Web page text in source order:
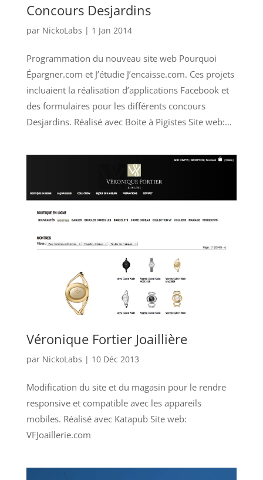
Concours Desjardins
par NickoLabs | 1 Jan 2014
Programmation du nouveau site web Pourquoi
Épargner.com et J’étudie J’encaisse.com. Ces projets
incluaient la réalisation d’applications Facebook et
des formulaires pour les différents concours
Desjardins. Réalisé avec Boite à Pigistes Site web:...
Véronique Fortier Joaillière
par NickoLabs | 10 Déc 2013
Modification du site et du magasin pour le rendre
responsive et compatible avec les appareils
mobiles. Réalisé avec Katapub Site web:
VFJoaillerie.com